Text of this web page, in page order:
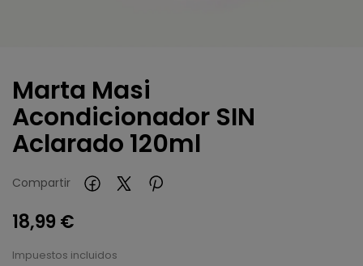
Marta Masi
Acondicionador SIN
Aclarado 120ml
Compartir
18,99 €
Impuestos incluidos